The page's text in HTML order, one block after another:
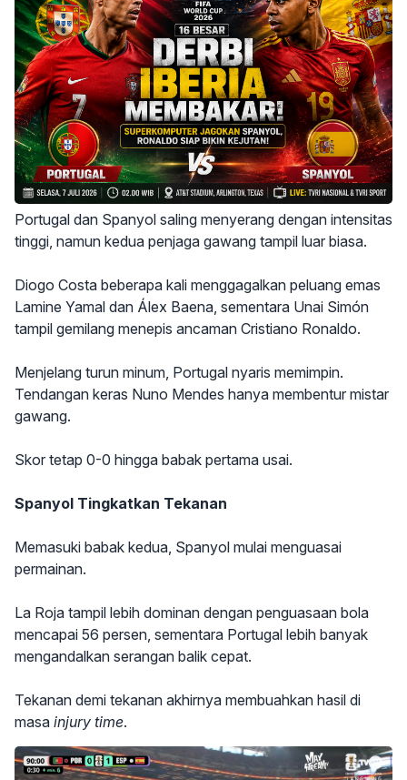
Portugal dan Spanyol saling menyerang dengan intensitas
tinggi, namun kedua penjaga gawang tampil luar biasa.
Diogo Costa beberapa kali menggagalkan peluang emas
Lamine Yamal dan Álex Baena, sementara Unai Simón
tampil gemilang menepis ancaman Cristiano Ronaldo.
Menjelang turun minum, Portugal nyaris memimpin.
Tendangan keras Nuno Mendes hanya membentur mistar
gawang.
Skor tetap 0-0 hingga babak pertama usai.
Spanyol Tingkatkan Tekanan
Memasuki babak kedua, Spanyol mulai menguasai
permainan.
La Roja tampil lebih dominan dengan penguasaan bola
mencapai 56 persen, sementara Portugal lebih banyak
mengandalkan serangan balik cepat.
Tekanan demi tekanan akhirnya membuahkan hasil di
masa injury time.